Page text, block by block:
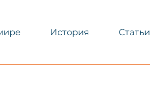
История Статьи